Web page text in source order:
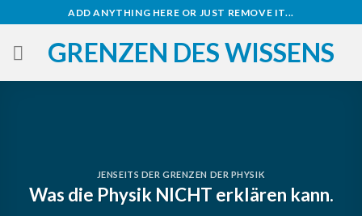
springen
ADD ANYTHING HERE OR JUST REMOVE IT...
GRENZEN DES WISSENS
JENSEITS DER GRENZEN DER PHYSIK
Was die Physik NICHT erklären kann.